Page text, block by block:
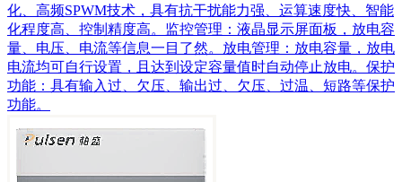
化、高频SPWM技术，具有抗干扰能力强、运算速度快、智能
化程度高、控制精度高。监控管理：液晶显示屏面板，放电容
量、电压、电流等信息一目了然。放电管理：放电容量，放电
电流均可自行设置，且达到设定容量值时自动停止放电。保护
功能：具有输入过、欠压、输出过、欠压、过温、短路等保护
功能。